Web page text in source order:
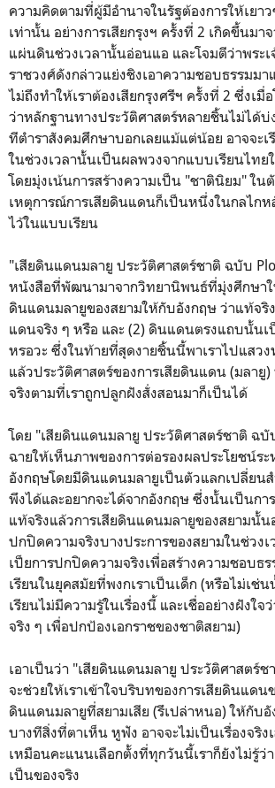
ความคิดตามที่ผู้มีอำนาจในรัฐต้องการให้เยา
เท่านั้น อย่างการเสียกรุงฯ ครั้งที่ 2 เกิดขึ้นมา
แผ่นดินช่วงเวลานั้นอ่อนแอ และโจมตีว่าพระ
ราชวงศ์ดังกล่าวแย่งชิงเอาความชอบธรรมม
ไม่ถึงทำให้เราต้องเสียกรุงศรีฯ ครั้งที่ 2 ซึ่งเ
ว่าหลักฐานทางประวัติศาสตร์หลายชิ้นไม่ได้
ทีตำราสังคมศึกษาบอกเลยแม้แต่น้อย อาจจะเ
ในช่วงเวลานั้นเป็นผลพวงจากแบบเรียนไทย
โดยมุ่งเน้นการสร้างความเป็น "ชาตินิยม" ใน
เหตุการณ์การเสียดินแดนก็เป็นหนึ่งในกลไกห
ไว้ในแบบเรียน
"เสียดินแดนมลายู ประวัติศาสตร์ชาติ ฉบับ
หนังสือที่พัฒนามาจากวิทยานิพนธ์ที่มุ่งศึกษาใ
ดินแดนมลายูของสยามให้กับอังกฤษ ว่าแท้จริ
แดนจริง ๆ หรือ และ (2) ดินแดนตรงแถบนั้นเ
หรอวะ ซึ่งในท้ายที่สุดงายชิ้นนี้พาเราไปแสว
แล้วประวัติศาสตร์ของการเสียดินแดน (มลายู
จริงตามที่เราถูกปลูกฝังสั่งสอนมาก็เป็นได้
โดย "เสียดินแดนมลายู ประวัติศาสตร์ชาติ ฉบั
ฉายให้เห็นภาพของการต่อรองผลประโยชน์ระ
อังกฤษโดยมีดินแดนมลายูเป็นตัวแลกเปลี่ยน
พึงได้และอยากจะได้จากอังกฤษ ซึ่งนั้นเป็นกา
แท้จริงแล้วการเสียดินแดนมลายูของสยามนั้น
ปกปิดความจริงบางประการของสยามในช่วงเ
เป็ยการปกปิดความจริงเพื่อสร้างความชอบธ
เรียนในยุคสมัยที่พงกเราเป็นเด็ก (หรือไม่เ
เรียนไม่มีความรู้ในเรื่องนี้ และเชื่ออย่างฝังใจ
จริง ๆ เพื่อปกป้องเอกราชของชาติสยาม)
เอาเป็นว่า "เสียดินแดนมลายู ประวัติศาสตร์
จะช่วยให้เราเข้าใจบริบทของการเสียดินแดน
ดินแดนมลายูที่สยามเสีย (รึเปล่าหนอ) ให้กับอั
บางทีสิ่งที่ตาเห็น หูฟัง อาจจะไม่เป็นเรื่องจริง
เหมือนคะแนนเลือกตั้งที่ทุกวันนี้เราก็ยังไม่รู้
เป็นของจริง